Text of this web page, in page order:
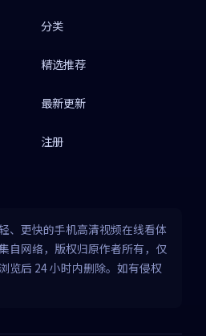
分类
精选推荐
最新更新
注册
、更快的手机高清视频在线看体
自网络，版权归原作者所有，仅
览后 24 小时内删除。如有侵权